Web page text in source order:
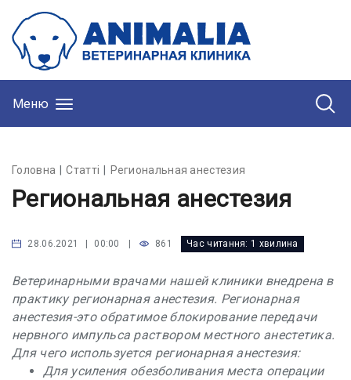
Меню
Головна Статті Региональная анестезия
Региональная анестезия
28.06.2021 | 00:00 861 Час читання: 1 хвилина
Ветеринарными врачами нашей клиники внедрена в
практику регионарная анестезия. Регионарная
анестезия-это обратимое блокирование передачи
нервного импульса раствором местного анестетика.
Для чего используется регионарная анестезия:
Для усиления обезболивания места операции